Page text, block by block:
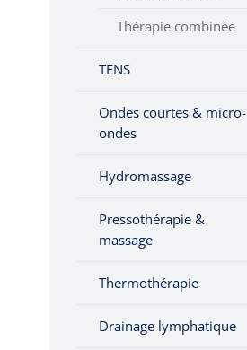
Thérapie combinée
TENS
Ondes courtes & micro-
ondes
Hydromassage
Pressothérapie &
massage
Thermothérapie
Drainage lymphatique